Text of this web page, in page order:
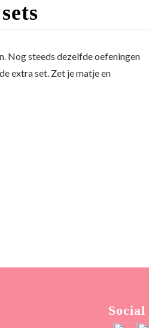
Nog steeds dezelfde oefeningen
extra set. Zet je matje en
Social